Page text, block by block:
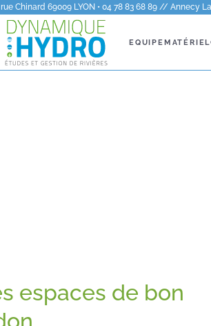
Chinard 69009 LYON • 04 78 83 68 89 // Annecy
EQUIPEMATÉRIEL
espaces de bon